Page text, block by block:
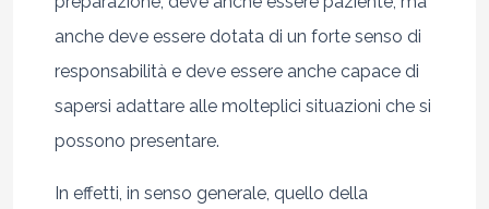
anche deve essere dotata di un forte senso di
responsabilità e deve essere anche capace di
sapersi adattare alle molteplici situazioni che si
possono presentare.
In effetti, in senso generale, quello della